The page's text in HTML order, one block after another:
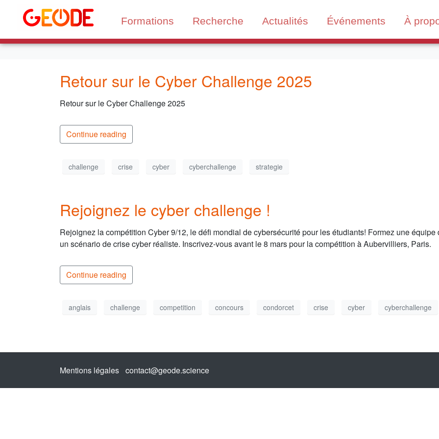
Formations Recherche Actualités Événements À
Retour sur le Cyber Challenge 2025
Retour sur le Cyber Challenge 2025
Continue reading
challenge crise cyber cyberchallenge strategie
Rejoignez le cyber challenge !
Rejoignez la compétition Cyber 9/12, le défi mondial de cybersécurité pour les étudiants! Formez une
un scénario de crise cyber réaliste. Inscrivez-vous avant le 8 mars pour la compétition à Aubervilliers, Paris.
Continue reading
anglais challenge competition concours condorcet crise cyber cyberchallenge
Mentions légales contact@geode.science